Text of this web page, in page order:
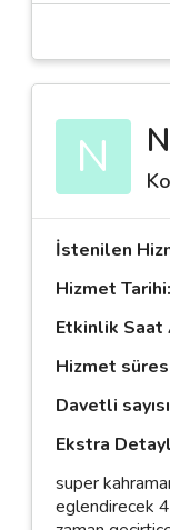
N
İstenilen
Hizmet Tarihi:
Etkinlik Saat
Hizmet
Davetli
Ekstra
super
eglendirecek